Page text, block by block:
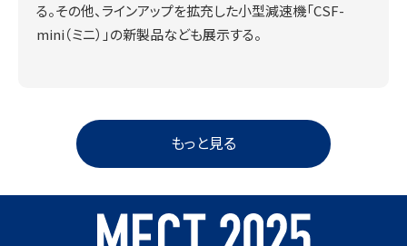
る。その他、ラインアップを拡充した小型減速機「CSF-
mini（ミニ）」の新製品なども展示する。
もっと見る